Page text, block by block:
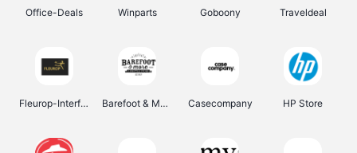
Office-Deals Winparts Goboony Traveldeal
Fleurop-Interflora Barefoot & More Casecompany HP Store